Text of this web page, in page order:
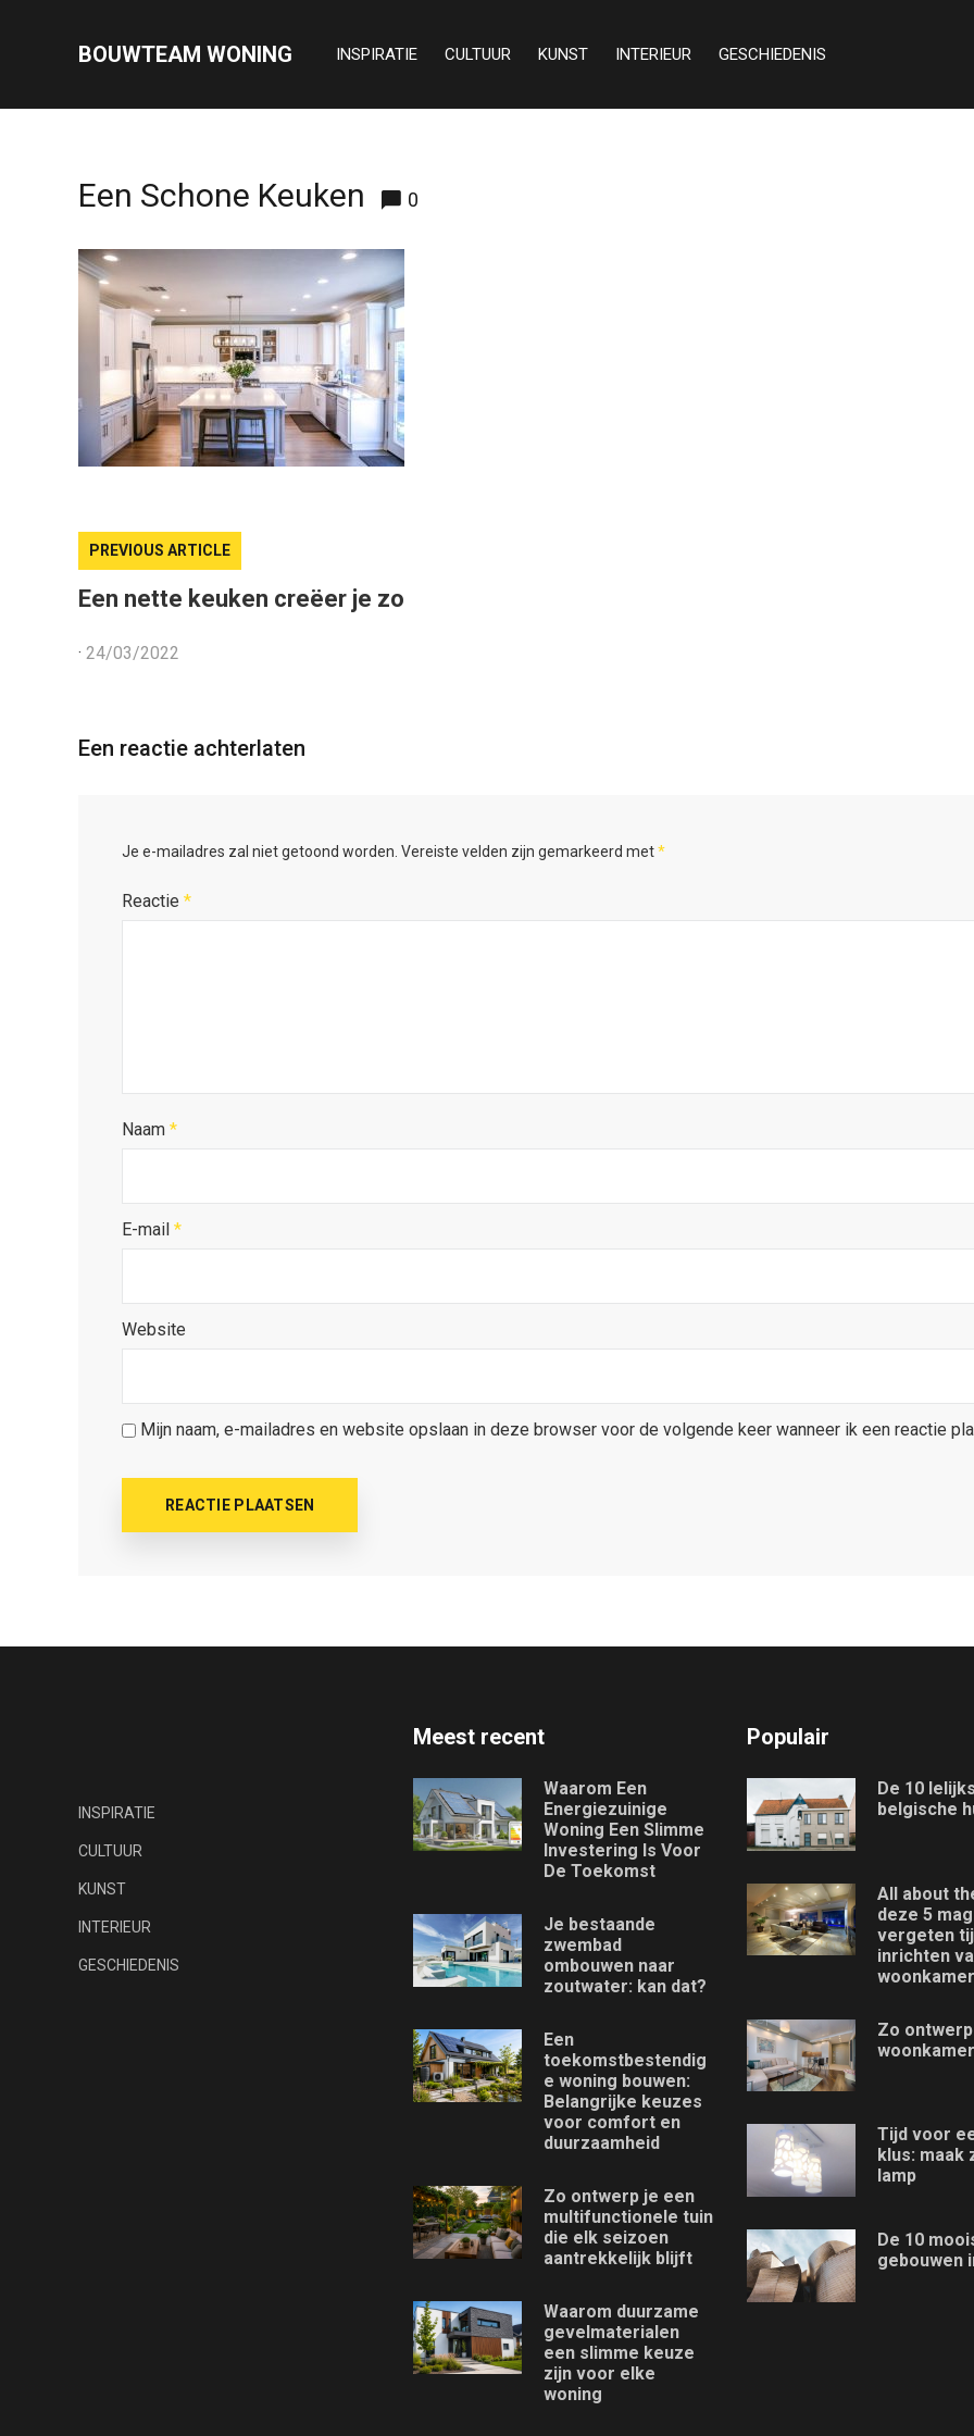
BOUWTEAM WONING INSPIRATIE CULTUUR KUNST INTERIEUR GESCHIEDENIS
Een Schone Keuken 0
PREVIOUS ARTICLE
Een nette keuken creëer je zo
· 24/03/2022
Een reactie achterlaten
Je e-mailadres zal niet getoond worden. Vereiste velden zijn gemarkeerd met*
Reactie *
Naam *
E-mail *
Website
Mijn naam, e-mailadres en website opslaan in deze browser voor de volgende keer wanneer ik een reactie
INSPIRATIE
CULTUUR
KUNST
INTERIEUR
GESCHIEDENIS
Meest recent
Waarom Een
Energiezuinige
Woning Een Slimme
Investering Is Voor
De Toekomst
Je bestaande
zwembad
ombouwen naar
zoutwater: kan dat?
Een
toekomstbestendig
e woning bouwen:
Belangrijke keuzes
voor comfort en
duurzaamheid
Zo ontwerp je een
multifunctionele tuin
die elk seizoen
aantrekkelijk blijft
Waarom duurzame
gevelmaterialen
een slimme keuze
zijn voor elke
woning
Populair
De 10
belgische
All about
deze 5
vergeten
inrichten
woonkamer
Zo
woonkamer
Tijd voor
klus: maak
lamp
De 10
gebouwen